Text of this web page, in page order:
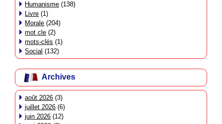
Humanisme (138)
Livre (1)
Morale (204)
mot cle (2)
mots-clés (1)
Social (132)
Archives
août 2026 (3)
juillet 2026 (6)
juin 2026 (12)